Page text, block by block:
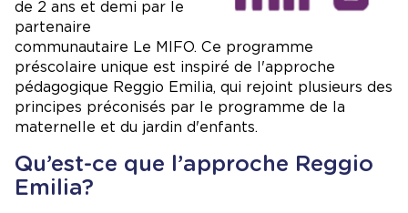
de 2 ans et demi par le
partenaire
communautaire Le MIFO. Ce programme
préscolaire unique est inspiré de l'approche
pédagogique Reggio Emilia, qui rejoint plusieurs des
principes préconisés par le programme de la
maternelle et du jardin d'enfants.
Qu’est-ce que l’approche Reggio
Emilia?